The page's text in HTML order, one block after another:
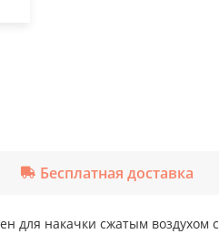
Бесплатная доставка
для накачки сжатым